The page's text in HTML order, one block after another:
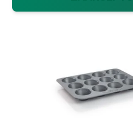
formy do pieczenia
spodobają się najmłodszym!